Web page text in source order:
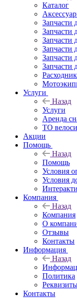
Каталог
Запчасти
Запчасти
Запчасти
Запчасти
Запчасти
Запчасти
Услуги
Назад
Услуги
Аренда
ТО
Акции
Помощь
Назад
Помощь
Условия
Условия
Компания
Назад
Компания
О
Отзывы
Контакты
Информация
Назад
Политика
Контакты